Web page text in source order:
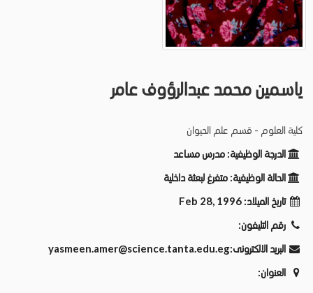
ياسمين محمد عبدالرؤوف عامر
كلية العلوم - قسم علم الحيوان
الدرجة الوظيفية: مدرس مساعد
الحالة الوظيفية: متفرغ لبعثة داخلية
تاريخ الميلاد: Feb 28, 1996
رقم التليفون:
البريد الالكترونى:yasmeen.amer@science.tanta.edu.eg
العنوان: